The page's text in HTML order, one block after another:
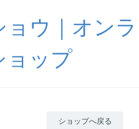
ウ｜オンラ
ョップ
ショップへ戻る